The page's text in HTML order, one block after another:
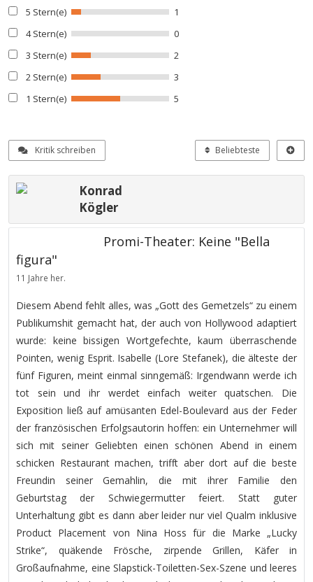
5 Stern(e)
1
4 Stern(e)
0
3 Stern(e)
2
2 Stern(e)
3
1 Stern(e)
5
Kritik schreiben Beliebteste
Konrad
Kögler
Promi-Theater: Keine "Bella
figura"
11 Jahre her.
Diesem Abend fehlt alles, was „Gott des Gemetzels“ zu einem
Publikumshit gemacht hat, der auch von Hollywood adaptiert
wurde: keine bissigen Wortgefechte, kaum überraschende
Pointen, wenig Esprit. Isabelle (Lore Stefanek), die älteste der
fünf Figuren, meint einmal sinngemäß: Irgendwann werde ich
tot sein und ihr werdet einfach weiter quatschen. Die
Exposition ließ auf amüsanten Edel-Boulevard aus der Feder
der französischen Erfolgsautorin hoffen: ein Unternehmer will
sich mit seiner Geliebten einen schönen Abend in einem
schicken Restaurant machen, trifft aber dort auf die beste
Freundin seiner Gemahlin, die mit ihrer Familie den
Geburtstag der Schwiegermutter feiert. Statt guter
Unterhaltung gibt es dann aber leider nur viel Qualm inklusive
Product Placement von Nina Hoss für die Marke „Lucky
Strike“, quäkende Frösche, zirpende Grillen, Käfer in
Großaufnahme, eine Slapstick-Toiletten-Sex-Szene und leeres